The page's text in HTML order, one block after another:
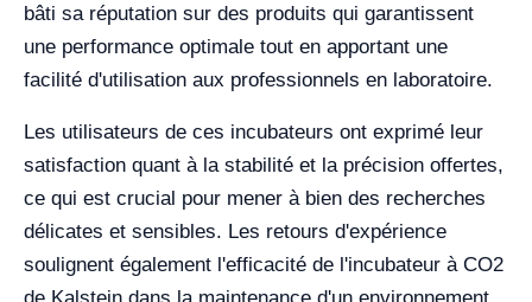
bâti sa réputation sur des produits qui garantissent
une performance optimale tout en apportant une
facilité d'utilisation aux professionnels en laboratoire.
Les utilisateurs de ces incubateurs ont exprimé leur
satisfaction quant à la stabilité et la précision offertes,
ce qui est crucial pour mener à bien des recherches
délicates et sensibles. Les retours d'expérience
soulignent également l'efficacité de l'incubateur à CO2